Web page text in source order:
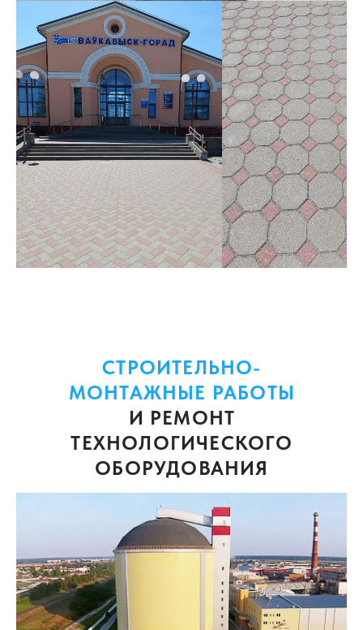
СТРОИТЕЛЬНО-
МОНТАЖНЫЕ РАБОТЫ
И РЕМОНТ
ТЕХНОЛОГИЧЕСКОГО
ОБОРУДОВАНИЯ